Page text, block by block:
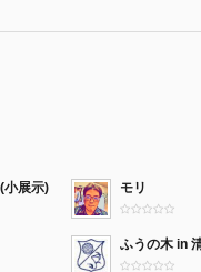
小展示) モリ